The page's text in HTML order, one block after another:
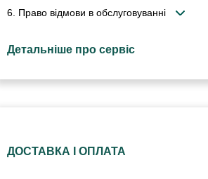
6. Право відмови в обслуговуванні
Детальніше про сервіс
ДОСТАВКА І ОПЛАТА